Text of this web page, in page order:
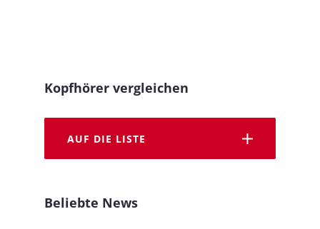
Kopfhörer vergleichen
AUF DIE LISTE
Beliebte News